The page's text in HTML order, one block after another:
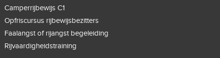
Camperrijbewijs C1
Opfriscursus rijbewijsbezitters
Faalangst of rijangst begeleiding
Rijvaardigheidstraining